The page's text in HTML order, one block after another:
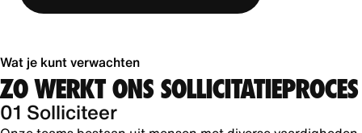
Wat je kunt verwachten
ZO WERKT ONS SOLLICITATIEPROCES
01 Solliciteer